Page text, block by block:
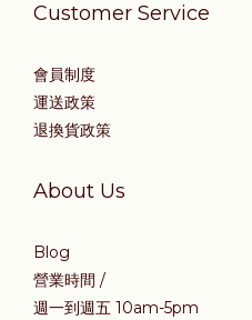
Customer Service
會員制度
運送政策
退換貨政策
About Us
Blog
營業時間 /
週一到週五 10am-5pm